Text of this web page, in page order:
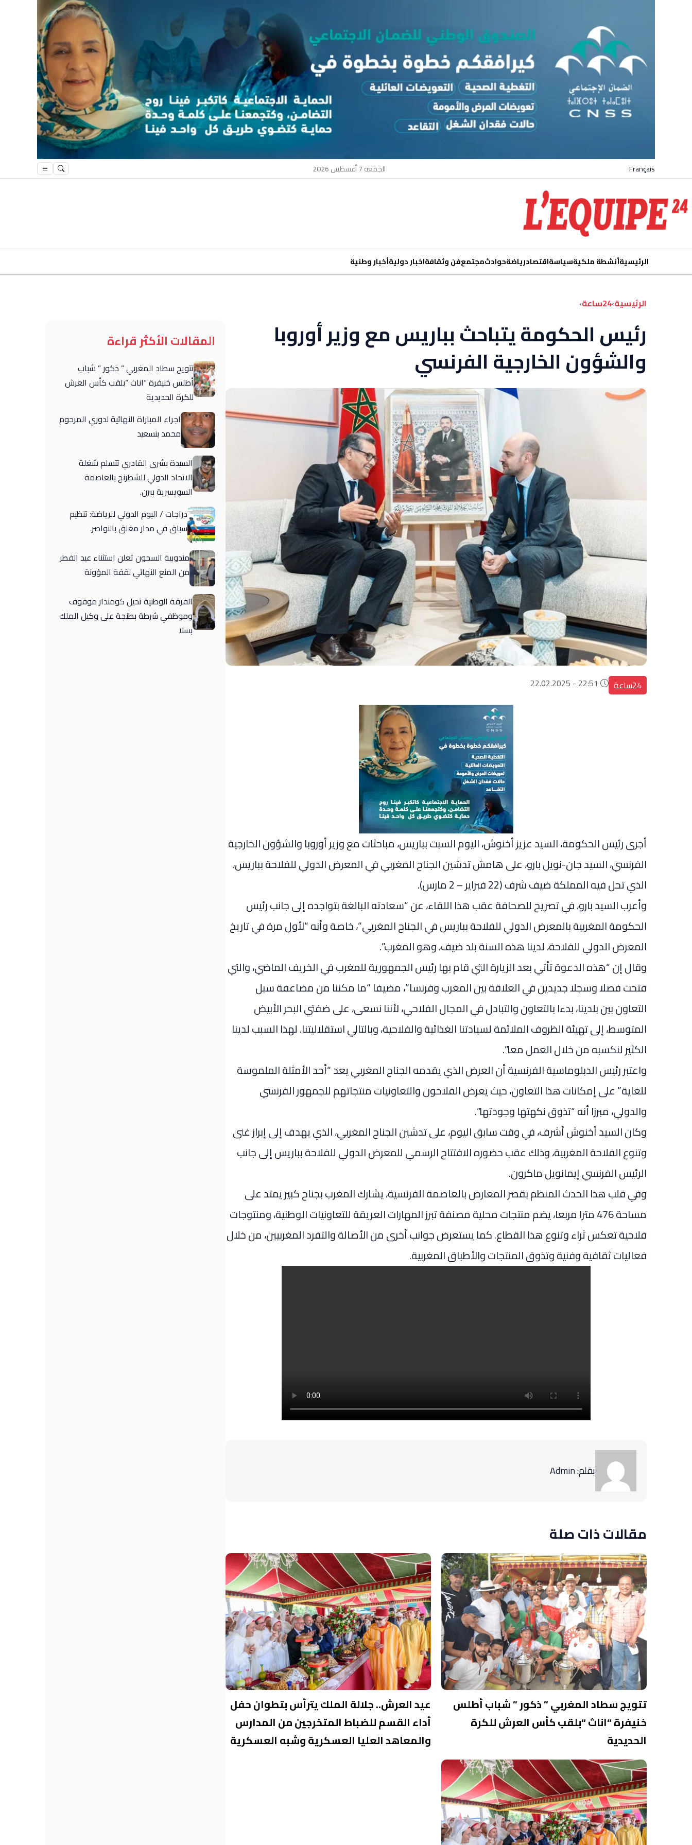
Français الجمعة 7 أغسطس 2026
الرئيسيةأنشطة ملكيةسياسةاقتصادرياضةحوادثمجتمعفن وثقافةاخبار دوليةأخبار وطنية
الرئيسية›24ساعة ›
رئيس الحكومة يتباحث بباريس مع وزير أوروبا
والشؤون الخارجية الفرنسي
24ساعة
أجرى رئيس الحكومة، السيد عزيز أخنوش، اليوم السبت بباريس، مباحثات مع وزير أوروبا والشؤون الخارجية
الفرنسي، السيد جان-نويل بارو، على هامش تدشين الجناح المغربي في المعرض الدولي للفلاحة بباريس،
الذي تحل فيه المملكة ضيف شرف (22 فبراير – 2 مارس).
وأعرب السيد بارو، في تصريح للصحافة عقب هذا اللقاء، عن “سعادته البالغة بتواجده إلى جانب رئيس
الحكومة المغربية بالمعرض الدولي للفلاحة بباريس في الجناح المغربي”، خاصة وأنه “لأول مرة في تاريخ
المعرض الدولي للفلاحة، لدينا هذه السنة بلد ضيف، وهو المغرب”.
وقال إن “هذه الدعوة تأتي بعد الزيارة التي قام بها رئيس الجمهورية للمغرب في الخريف الماضي، والتي
فتحت فصلا وسجلا جديدين في العلاقة بين المغرب وفرنسا”، مضيفا “ما مكننا من مضاعفة سبل
التعاون بين بلدينا، بدءا بالتعاون والتبادل في المجال الفلاحي، لأننا نسعى، على ضفتي البحر الأبيض
المتوسط، إلى تهيئة الظروف الملائمة لسيادتنا الغذائية والفلاحية، وبالتالي استقلاليتنا. لهذا السبب لدينا
الكثير لنكسبه من خلال العمل معا”.
واعتبر رئيس الدبلوماسية الفرنسية أن العرض الذي يقدمه الجناح المغربي يعد “أحد الأمثلة الملموسة
للغاية” على إمكانات هذا التعاون، حيث يعرض الفلاحون والتعاونيات منتجاتهم للجمهور الفرنسي
والدولي، مبرزا أنه “تذوق نكهتها وجودتها”.
وكان السيد أخنوش أشرف، في وقت سابق اليوم، على تدشين الجناح المغربي، الذي يهدف إلى إبراز غنى
وتنوع الفلاحة المغربية، وذلك عقب حضوره الافتتاح الرسمي للمعرض الدولي للفلاحة بباريس إلى جانب
الرئيس الفرنسي إيمانويل ماكرون.
وفي قلب هذا الحدث المنظم بقصر المعارض بالعاصمة الفرنسية، يشارك المغرب بجناح كبير يمتد على
مساحة 476 مترا مربعا، يضم منتجات محلية مصنفة تبرز المهارات العريقة للتعاونيات الوطنية، ومنتوجات
فلاحية تعكس ثراء وتنوع هذا القطاع. كما يستعرض جوانب أخرى من الأصالة والتفرد المغربيين، من خلال
فعاليات ثقافية وفنية وتذوق المنتجات والأطباق المغربية.
بقلم: Admin
مقالات ذات صلة
تتويج سطاد المغربي ” ذكور ” شباب أطلس
خنيفرة “اناث “بلقب كأس العرش للكرة
الحديدية
عيد العرش.. جلالة الملك يترأس بتطوان حفل
أداء القسم للضباط المتخرجين من المدارس
والمعاهد العليا العسكرية وشبه العسكرية
المقالات الأكثر قراءة
تتويج سطاد المغربي ” ذكور ” شباب
أطلس خنيفرة “اناث “بلقب كأس العرش
للكرة الحديدية
اجراء المباراة النهائية لدوري المرحوم
محمد بنسعيد
السيدة بشرى القادري تتسلم شغلة
الاتحاد الدولي للشطرنج بالعاصمة
السويسرية بيرن.
دراجات / اليوم الدولي للرياضة: تنظيم
سباق في مدار مغلق بالنواصر.
مندوبية السجون تعلن استثناء عيد الفطر
من المنع النهائي لقفة المؤونة
الفرقة الوطنية تحيل كومندار موقوف
وموظفي شرطة بطنجة على وكيل الملك
بسلا